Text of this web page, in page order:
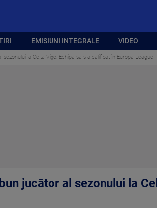
EMISIUNI INTEGRALE VIDEO
la Celta Vigo. Echipa sa s-a calificat în Europa League
jucător al sezonului la